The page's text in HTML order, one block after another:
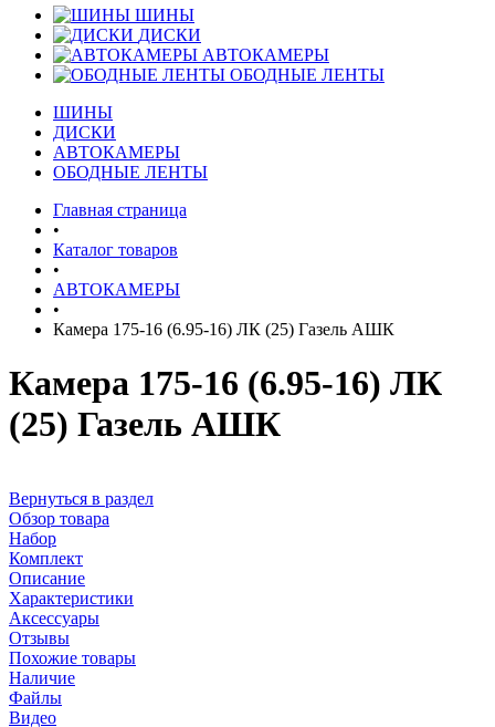
ШИНЫ
ДИСКИ
АВТОКАМЕРЫ
ОБОДНЫЕ ЛЕНТЫ
ШИНЫ
ДИСКИ
АВТОКАМЕРЫ
ОБОДНЫЕ ЛЕНТЫ
Главная страница
•
Каталог товаров
•
АВТОКАМЕРЫ
•
Камера 175-16 (6.95-16) ЛК (25) Газель АШК
Камера 175-16 (6.95-16) ЛК
(25) Газель АШК
Вернуться в раздел
Обзор товара
Набор
Комплект
Описание
Характеристики
Аксессуары
Отзывы
Похожие товары
Наличие
Файлы
Видео